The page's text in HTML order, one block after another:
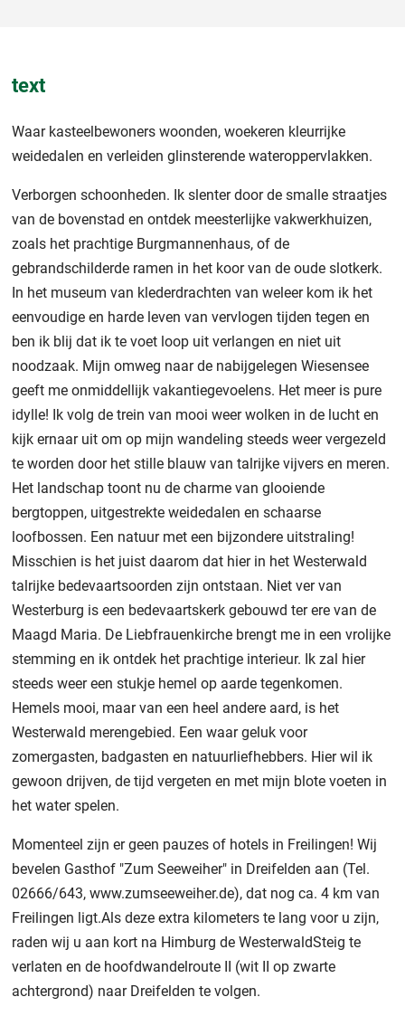
text
Waar kasteelbewoners woonden, woekeren kleurrijke
weidedalen en verleiden glinsterende wateroppervlakken.
Verborgen schoonheden. Ik slenter door de smalle straatjes
van de bovenstad en ontdek meesterlijke vakwerkhuizen,
zoals het prachtige Burgmannenhaus, of de
gebrandschilderde ramen in het koor van de oude slotkerk.
In het museum van klederdrachten van weleer kom ik het
eenvoudige en harde leven van vervlogen tijden tegen en
ben ik blij dat ik te voet loop uit verlangen en niet uit
noodzaak. Mijn omweg naar de nabijgelegen Wiesensee
geeft me onmiddellijk vakantiegevoelens. Het meer is pure
idylle! Ik volg de trein van mooi weer wolken in de lucht en
kijk ernaar uit om op mijn wandeling steeds weer vergezeld
te worden door het stille blauw van talrijke vijvers en meren.
Het landschap toont nu de charme van glooiende
bergtoppen, uitgestrekte weidedalen en schaarse
loofbossen. Een natuur met een bijzondere uitstraling!
Misschien is het juist daarom dat hier in het Westerwald
talrijke bedevaartsoorden zijn ontstaan. Niet ver van
Westerburg is een bedevaartskerk gebouwd ter ere van de
Maagd Maria. De Liebfrauenkirche brengt me in een vrolijke
stemming en ik ontdek het prachtige interieur. Ik zal hier
steeds weer een stukje hemel op aarde tegenkomen.
Hemels mooi, maar van een heel andere aard, is het
Westerwald merengebied. Een waar geluk voor
zomergasten, badgasten en natuurliefhebbers. Hier wil ik
gewoon drijven, de tijd vergeten en met mijn blote voeten in
het water spelen.
Momenteel zijn er geen pauzes of hotels in Freilingen! Wij
bevelen Gasthof "Zum Seeweiher" in Dreifelden aan (Tel.
02666/643, www.zumseeweiher.de), dat nog ca. 4 km van
Freilingen ligt.Als deze extra kilometers te lang voor u zijn,
raden wij u aan kort na Himburg de WesterwaldSteig te
verlaten en de hoofdwandelroute II (wit II op zwarte
achtergrond) naar Dreifelden te volgen.